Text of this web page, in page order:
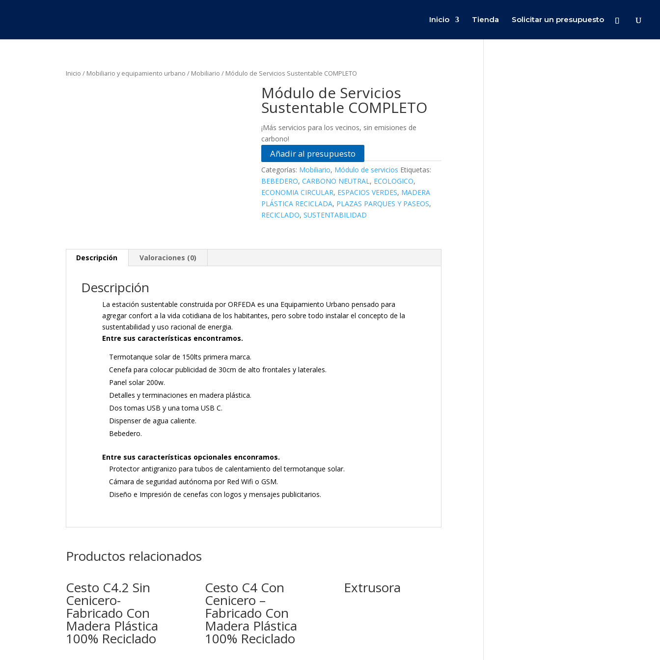
Inicio Tienda Solicitar un presupuesto
Inicio / Mobiliario y equipamiento urbano / Mobiliario / Módulo de Servicios Sustentable COMPLETO
Módulo de Servicios
Sustentable COMPLETO
¡Más servicios para los vecinos, sin emisiones de
carbono!
Añadir al presupuesto
Categorías: Mobiliario, Módulo de servicios Etiquetas:
BEBEDERO,CARBONO NEUTRAL, ECOLOGICO,
ECONOMIA CIRCULAR, ESPACIOS VERDES, MADERA
PLÁSTICA RECICLADA, PLAZAS PARQUES Y PASEOS,
RECICLADO,SUSTENTABILIDAD
Descripción Valoraciones (0)
Descripción
La estación sustentable construida por ORFEDA es una Equipamiento Urbano pensado para
agregar confort a la vida cotidiana de los habitantes, pero sobre todo instalar el concepto de la
sustentabilidad y uso racional de energia.
Entre sus características encontramos.
Termotanque solar de 150lts primera marca.
Cenefa para colocar publicidad de 30cm de alto frontales y laterales.
Panel solar 200w.
Detalles y terminaciones en madera plástica.
Dos tomas USB y una toma USB C.
Dispenser de agua caliente.
Bebedero.
Entre sus características opcionales enconramos.
Protector antigranizo para tubos de calentamiento del termotanque solar.
Cámara de seguridad autónoma por Red Wifi o GSM.
Diseño e Impresión de cenefas con logos y mensajes publicitarios.
Productos relacionados
Cesto C4.2 Sin
Cenicero-
Fabricado Con
Madera Plástica
100% Reciclado
Cesto C4 Con
Cenicero –
Fabricado Con
Madera Plástica
100% Reciclado
Extrusora